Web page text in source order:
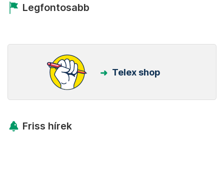
Legfontosabb
Telex shop
Friss hírek